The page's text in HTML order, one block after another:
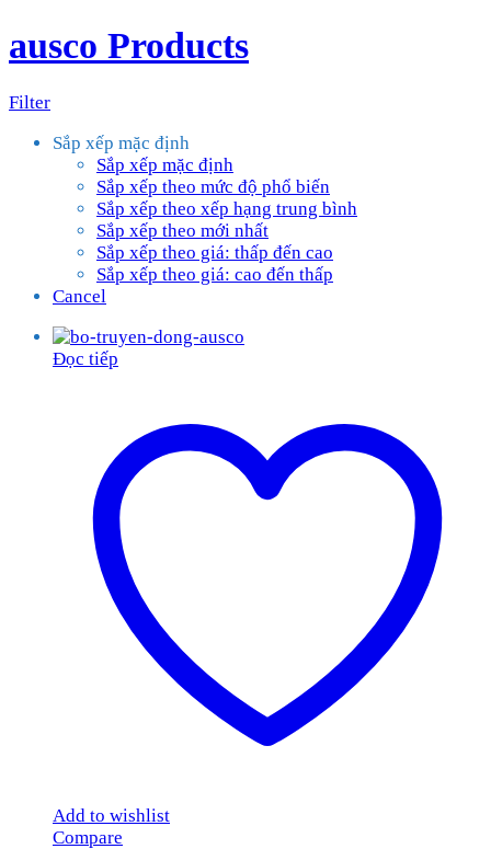
ausco Products
Filter
Sắp xếp mặc định
Sắp xếp mặc định
Sắp xếp theo mức độ phổ biến
Sắp xếp theo xếp hạng trung bình
Sắp xếp theo mới nhất
Sắp xếp theo giá: thấp đến cao
Sắp xếp theo giá: cao đến thấp
Cancel
Đọc tiếp
Add to wishlist
Compare